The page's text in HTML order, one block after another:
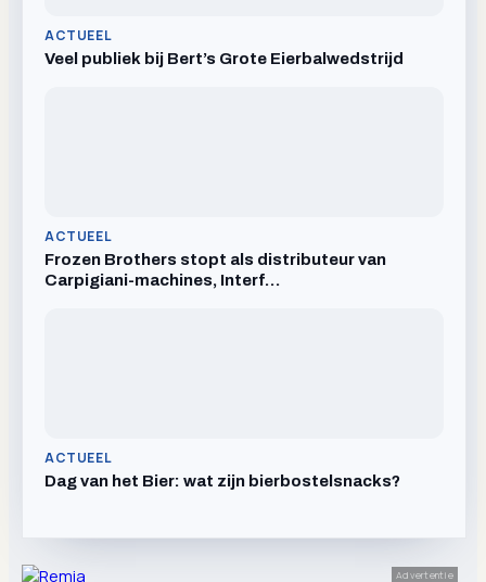
ACTUEEL
Veel publiek bij Bert’s Grote Eierbalwedstrijd
ACTUEEL
Frozen Brothers stopt als distributeur van
Carpigiani-machines, Interf…
ACTUEEL
Dag van het Bier: wat zijn bierbostelsnacks?
Advertentie